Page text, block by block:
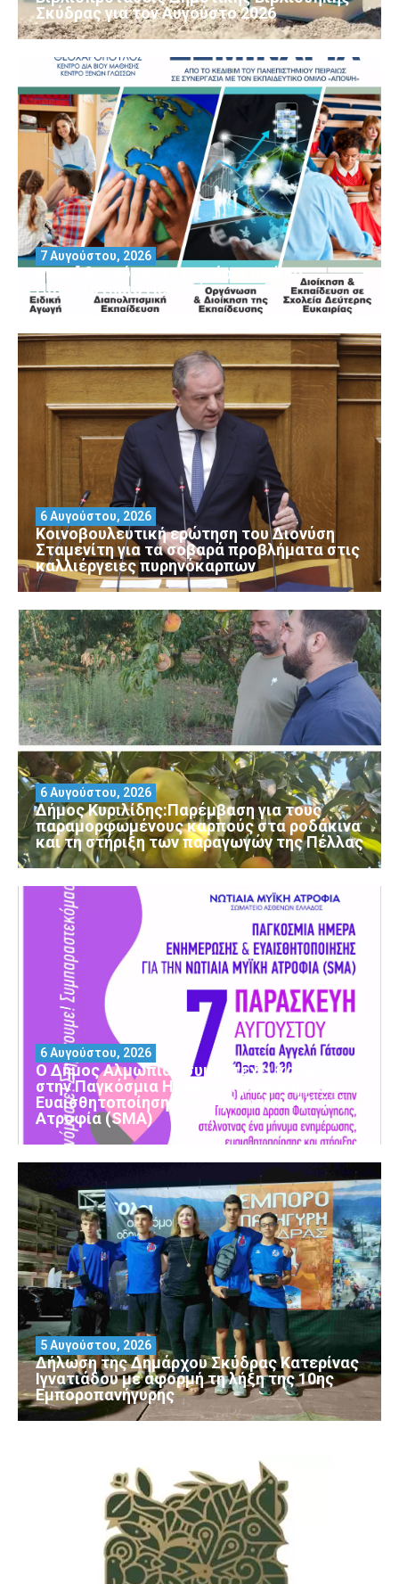
Σκύδρας για τον Αύγούστο 2026
Μοριοδοτούμενα Σεμινάρια από το
Πανεπιστήμιο Πειραιά
7 Αυγούστου, 2026
Κοινοβουλευτική ερώτηση του Διονύση
Σταμενίτη για τα σοβαρά προβλήματα στις
καλλιέργειες πυρηνόκαρπων
6 Αυγούστου, 2026
Δήμος Κυριλίδης:Παρέμβαση για τους
παραμορφωμένους καρπούς στα ροδάκινα
και τη στήριξη των παραγωγών της Πέλλας
6 Αυγούστου, 2026
Ο Δήμος Αλμωπίας συμμετέχει και φέτος
στην Παγκόσμια Ημέρα Ενημέρωσης και
Ευαισθητοποίησης για τη Νωτιαία Μυϊκή
Ατροφία (SMA)
6 Αυγούστου, 2026
Δήλωση της Δημάρχου Σκύδρας Κατερίνας
Ιγνατιάδου με αφορμή τη λήξη της 10ης
Εμποροπανήγυρης
5 Αυγούστου, 2026